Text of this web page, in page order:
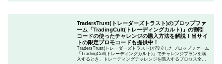
TradersTrust(トレーダーズトラスト)のプロップファ
ーム「TradingCult(トレーディングカルト)」の割引
コードの使ったチャレンジの購入方法を解説！当サイ
トの限定プロモコードも提供中！
TradersTrust(トレーダーズトラスト)が設立したプロップファーム
「TradingCult(トレーディングカルト)」でチャレンジプランを購
入するとき、トレーディングチャレンジを購入するプロセス全体